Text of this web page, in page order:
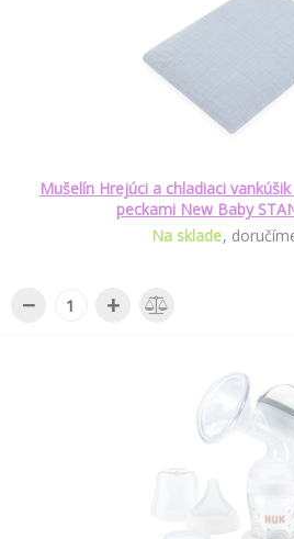
Mušelín Hrejúci a chladiaci
peckami New Baby
Na sklade
− +